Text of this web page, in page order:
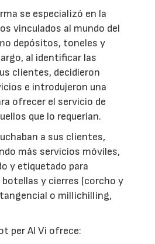
se especializó en la
vinculados al mundo del
depósitos, toneles y
al identificar las
clientes, decidieron
e introdujeron una
ofrecer el servicio de
que lo requerían.
a sus clientes,
más servicios móviles,
y etiquetado para
y cierres (corcho y
o millichilling,
per Al Vi ofrece: